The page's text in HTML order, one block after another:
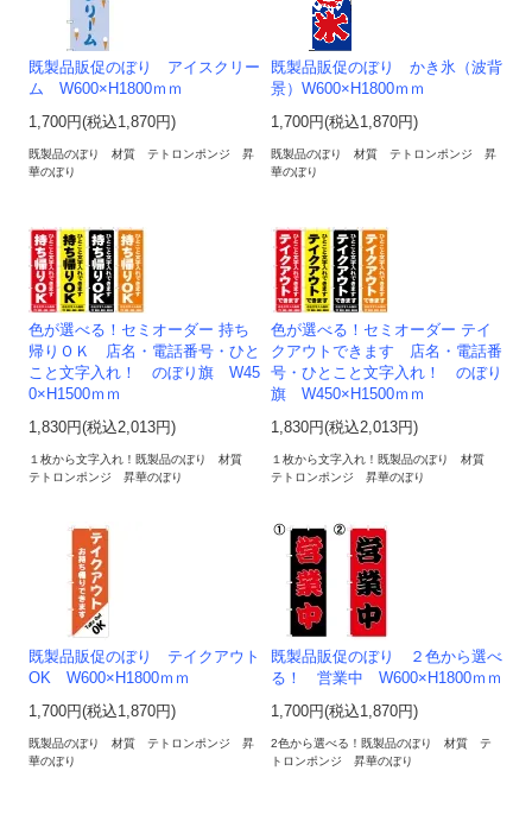
既製品販促のぼり アイスクリー
ム W600×H1800ｍｍ
1,700円(税込1,870円)
既製品のぼり 材質 テトロンポンジ 昇
華のぼり
既製品販促のぼり かき氷（波背
景）W600×H1800ｍｍ
1,700円(税込1,870円)
既製品のぼり 材質 テトロンポンジ 昇
華のぼり
色が選べる！セミオーダー 持ち
帰りＯＫ 店名・電話番号・ひと
こと文字入れ！ のぼり旗 W45
0×H1500ｍｍ
1,830円(税込2,013円)
１枚から文字入れ！既製品のぼり 材質
テトロンポンジ 昇華のぼり
色が選べる！セミオーダー テイ
クアウトできます 店名・電話番
号・ひとこと文字入れ！ のぼり
旗 W450×H1500ｍｍ
1,830円(税込2,013円)
１枚から文字入れ！既製品のぼり 材質
テトロンポンジ 昇華のぼり
既製品販促のぼり テイクアウト
OK W600×H1800ｍｍ
1,700円(税込1,870円)
既製品のぼり 材質 テトロンポンジ 昇
華のぼり
既製品販促のぼり ２色から選べ
る！ 営業中 W600×H1800ｍｍ
1,700円(税込1,870円)
2色から選べる！既製品のぼり 材質 テ
トロンポンジ 昇華のぼり